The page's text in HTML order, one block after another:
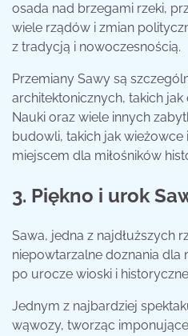
osada nad brzegami rzeki,
wiele rządów i zmian
z tradycją i nowoczesnością.
Przemiany Sawy są
architektonicznych, takich
Nauki oraz wiele innych
budowli, takich jak
miejscem dla miłośników
3. Piękno i urok
Sawa, jedna z najdłuższych
niepowtarzalne doznania dla
po urocze wioski i
Jednym z najbardziej
wąwozy, tworząc